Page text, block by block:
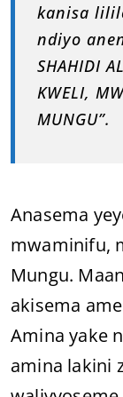
kanisa
ndiyo
SHAHIDI
KWELI,
MUNGU”.
Anasema
mwaminifu,
Mungu.
akisema
Amina yake
amina lakini